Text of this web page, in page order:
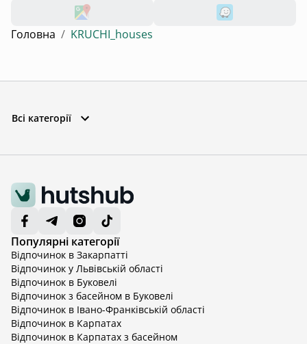
Головна / KRUCHI_houses
Всі категорії
Популярні категорії
Відпочинок в Закарпатті
Відпочинок у Львівській області
Відпочинок в Буковелі
Відпочинок з басейном в Буковелі
Відпочинок в Івано-Франківській області
Відпочинок в Карпатах
Відпочинок в Карпатах з басейном